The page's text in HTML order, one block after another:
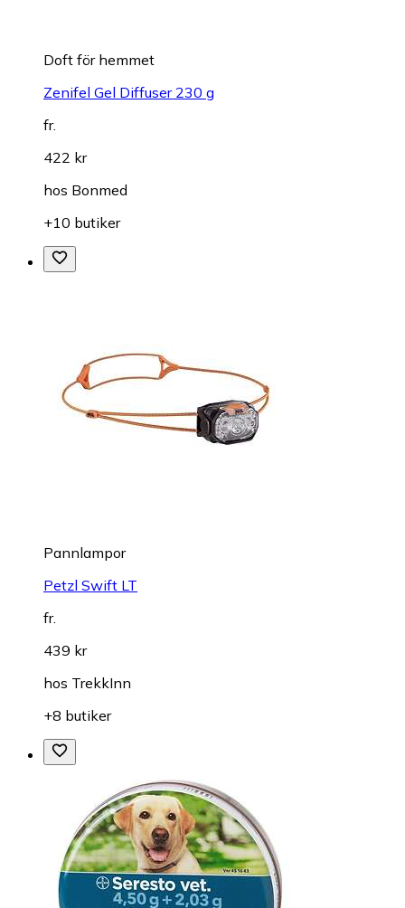
Doft för hemmet
Zenifel Gel Diffuser 230 g
fr.
422 kr
hos Bonmed
+10 butiker
Pannlampor
Petzl Swift LT
fr.
439 kr
hos TrekkInn
+8 butiker